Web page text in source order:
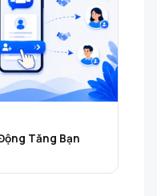
Tăng Bạn